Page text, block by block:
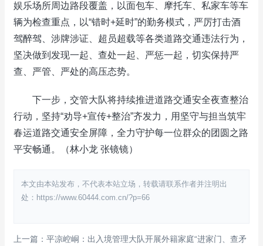
娱乐场所周边路段覆盖，以面包车、摩托车、私家车等车
辆为检查重点，以“错时+延时”的勤务模式，严厉打击酒
驾醉驾、涉牌涉证、超员超载等各类道路交通违法行为，
坚决做到发现一起、查处一起、严惩一起，切实保持严
查、严管、严处的高压态势。
下一步，交管大队将持续推进道路交通安全夜查整治
行动，坚持“劝导+宣传+整治”齐发力，用坚守与担当筑牢
春运道路交通安全屏障，全力守护每一位群众的团圆之路
平安畅通。（林小龙 张镜镜）
本文由本站发布，不代表本站立场，转载请联系作者并注明出
处：https://www.60444.com.cn/?p=66
上一篇：平凉崆峒：出入境管理大队开展外籍家庭“进家门、查矛